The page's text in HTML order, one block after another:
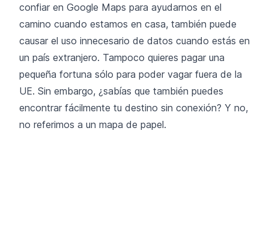
confiar en Google Maps para ayudarnos en el
camino cuando estamos en casa, también puede
causar el uso innecesario de datos cuando estás en
un país extranjero. Tampoco quieres pagar una
pequeña fortuna sólo para poder vagar fuera de la
UE. Sin embargo, ¿sabías que también puedes
encontrar fácilmente tu destino sin conexión? Y no,
no referimos a un mapa de papel.